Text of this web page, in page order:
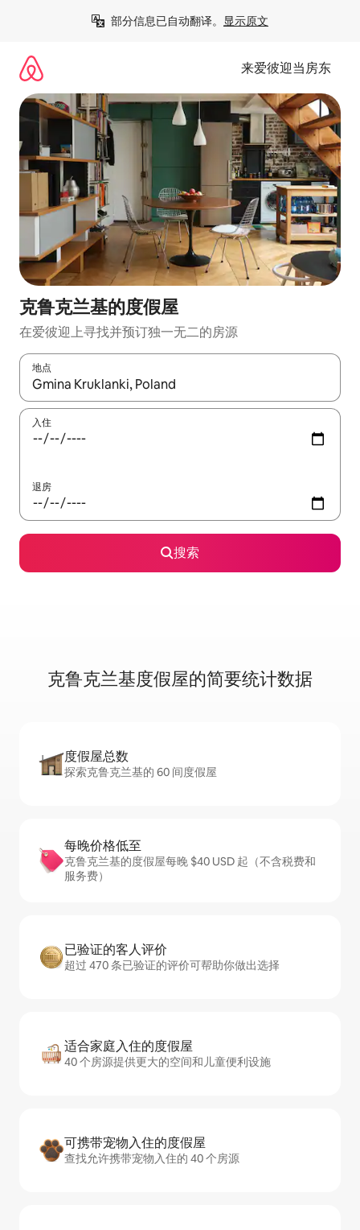
部分信息已自动翻译。 显示原文
来爱彼迎当房东
克鲁克兰基的度假屋
在爱彼迎上寻找并预订独一无二的房源
地点
如有搜索结果，请使用上下方向键查看，或通过点击或滑动手势
入住
退房
搜索
克鲁克兰基度假屋的简要统计数据
度假屋总数
探索克鲁克兰基的 60 间度假屋
每晚价格低至
克鲁克兰基的度假屋每晚 $40 USD 起（不含税费和
服务费）
已验证的客人评价
超过 470 条已验证的评价可帮助你做出选择
适合家庭入住的度假屋
40 个房源提供更大的空间和儿童便利设施
可携带宠物入住的度假屋
查找允许携带宠物入住的 40 个房源